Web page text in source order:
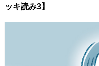
ッキ読み3】